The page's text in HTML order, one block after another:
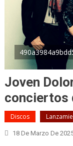
Joven
conciertos
Discos
18 De Marzo De